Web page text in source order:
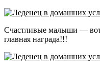
Счастливые малыши — вот
главная награда!!!